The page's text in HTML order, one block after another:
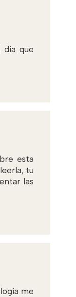
dia que
esta
tu
las
me